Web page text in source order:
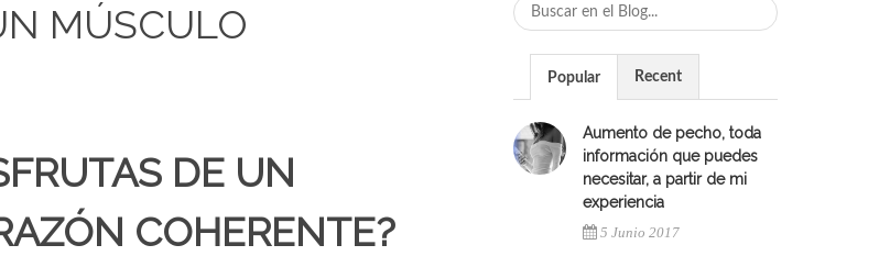
MÚSCULO
DE UN
COHERENTE?
Popular Recent
Aumento de pecho, toda
información que puedes
necesitar, a partir de mi
experiencia
5 Junio 2017